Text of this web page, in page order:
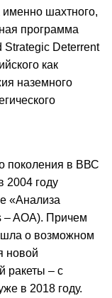
именно шахтного,
программа
Strategic Deterrent
как
наземного
поколения в ВВС
2004 году
«Анализа
– AOA). Причем
шла о возможном
новой
ракеты – с
в 2018 году.